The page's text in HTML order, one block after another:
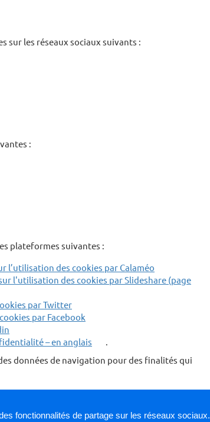
fonctionnalités de partage sur les réseaux sociaux.
sur les réseaux sociaux suivants :
:
plateformes suivantes :
l’utilisation des cookies par Calaméo
l'utilisation des cookies par Slideshare (page
par Twitter
par Facebook
– en anglais
.
données de navigation pour des finalités qui
page Gestion des cookies